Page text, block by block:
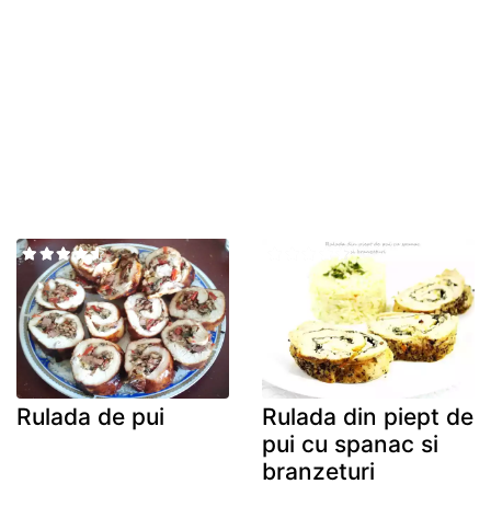
Rulada de pui
Rulada din piept de
pui cu spanac si
branzeturi